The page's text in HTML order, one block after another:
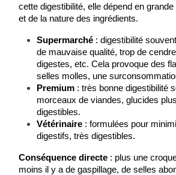
cette digestibilité, elle dépend en
et de la nature des ingrédients.
Supermarché : digestibilité
de mauvaise qualité, trop de
digestes, etc. Cela provoque des
selles molles, une
Premium : très bonne digestibilité
morceaux de viandes, glucides
digestibles.
Vétérinaire : formulées pour
digestifs, très digestibles.
Conséquence directe : plus une
moins il y a de gaspillage, de selles